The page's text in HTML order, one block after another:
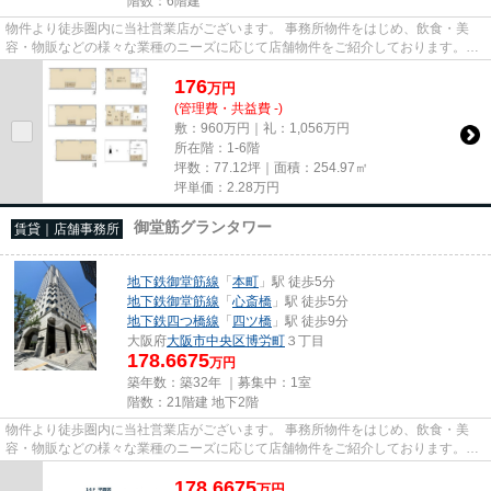
物件より徒歩圏内に当社営業店がございます。 事務所物件をはじめ、飲食・美
容・物販などの様々な業種のニーズに応じて店舗物件をご紹介しております。
尚、弊社ではおとり広告は一切...
176万円
(管理費・共益費 -)
敷：960万円｜礼：1,056万円
所在階：1-6階
坪数：77.12坪｜面積：254.97㎡
坪単価： 2.28万円
賃貸｜店舗事務所 御堂筋グランタワー
地下鉄御堂筋線 「本町 」駅 徒歩5分
地下鉄御堂筋線 「心斎橋 」駅 徒歩5分
地下鉄四つ橋線 「四ツ橋 」駅 徒歩9分
大阪府大阪市中央区博労町 ３丁目
178.6675万円
築年数：築32年 ｜募集中： 1室
階数：21階建 地下2階
物件より徒歩圏内に当社営業店がございます。 事務所物件をはじめ、飲食・美
容・物販などの様々な業種のニーズに応じて店舗物件をご紹介しております。
尚、弊社ではおとり広告は一切...